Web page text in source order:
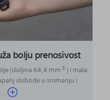
bolju prenosivost
(duljina 64,4 mm5) i mala
slobode u snimanju i
...